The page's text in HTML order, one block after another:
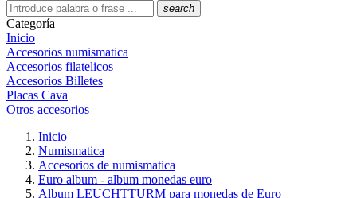
search
Categoría
Inicio
Accesorios numismatica
Accesorios filatelicos
Accesorios Billetes
Placas Cava
Otros accesorios
Inicio
Numismatica
Accesorios de numismatica
Euro album - album monedas euro
Album LEUCHTTURM para monedas de Euro